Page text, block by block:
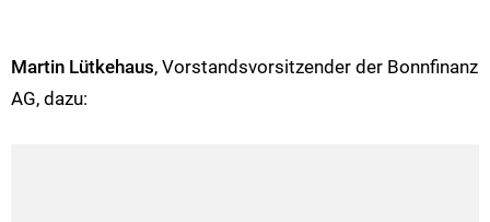
Martin Lütkehaus, Vorstandsvorsitzender der Bonnfinanz
AG, dazu: